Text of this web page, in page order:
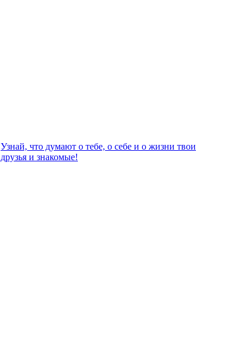
Узнай, что думают о тебе, о себе и о жизни твои
друзья и знакомые!